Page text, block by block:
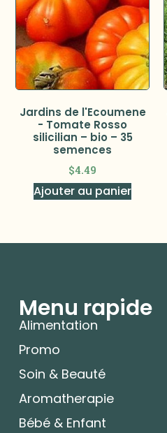
Jardins de l'Ecoumene
- Tomate Rosso
silicilian – bio – 35
semences
$4.49
Ajouter au panier
Menu rapide
Alimentation
Promo
Soin & Beauté
Aromatherapie
Bébé & Enfant